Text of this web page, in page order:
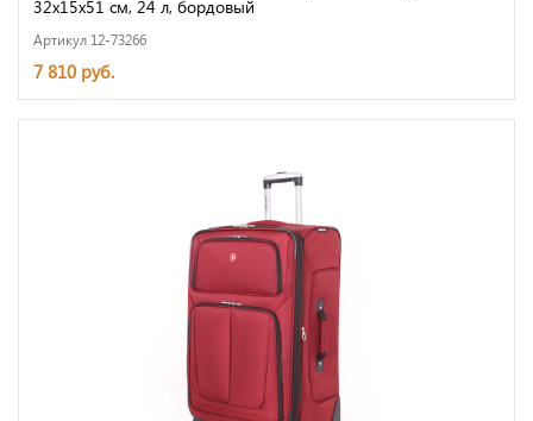
32x15x51 см, 24 л, бордовый
Артикул 12-73266
7 810 руб.